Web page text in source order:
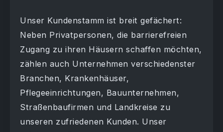
Unser Kundenstamm ist breit gefächert:
Neben Privatpersonen, die barrierefreien
Zugang zu ihren Häusern schaffen möchten,
zählen auch Unternehmen verschiedenster
Branchen, Krankenhäuser,
Pflegeeinrichtungen, Bauunternehmen,
Straßenbaufirmen und Landkreise zu
unseren zufriedenen Kunden. Unser